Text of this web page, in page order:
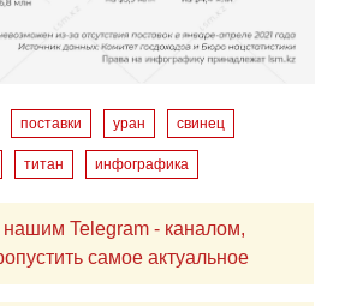
поставки уран свинец
титан инфографика
Telegram - каналом,
чтобы не пропустить самое актуальное